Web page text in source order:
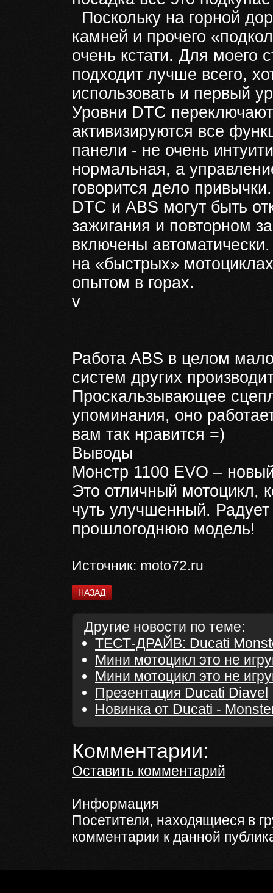
Поскольку на горной
камней и прочего
очень кстати. Для моего
подходит лучше всего,
использовать и первый
Уровни DTC
активизируются все
панели - не очень
нормальная, а
говорится дело привычки.
DTC и ABS могут быть
зажигания и повторном
включены
на «быстрых»
опытом в горах.
v
Работа ABS в целом
систем других
Проскальзывающее
упоминания, оно
вам так нравится =)
Выводы
Монстр 1100 EVO –
Это отличный мотоцикл,
чуть улучшенный.
прошлогоднюю модель!
Источник: moto72.ru
НАЗАД
Другие новости по теме:
ТЕСТ-ДРАЙВ: Ducati
Мини мотоцикл это не
Мини мотоцикл это не
Презентация Ducati Diavel
Новинка от Ducati -
Комментарии:
Оставить комментарий
Информация
Посетители, находящиеся в
комментарии к данной